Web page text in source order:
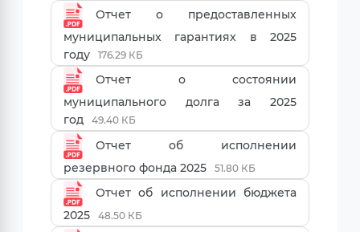
Отчет о предоставленных
муниципальных гарантиях в 2025
году
176.29 КБ
Отчет о состоянии
муниципального долга за 2025
год
49.40 КБ
Отчет об исполнении
резервного фонда 2025
51.80 КБ
Отчет об исполнении бюджета
2025
48.50 КБ